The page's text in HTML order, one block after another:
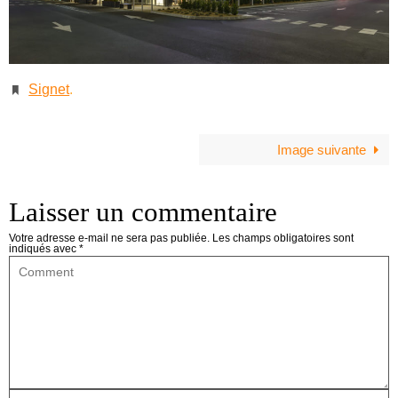
Signet.
Image suivante
Laisser un commentaire
Votre adresse e-mail ne sera pas publiée. Les champs obligatoires sont
indiqués avec *